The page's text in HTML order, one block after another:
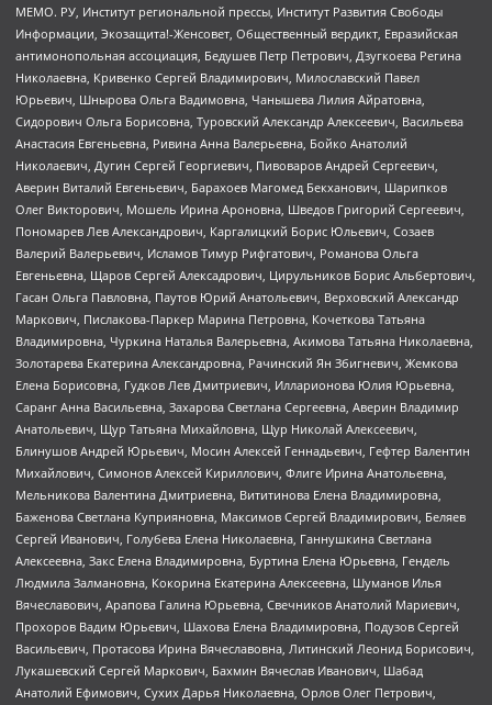
МЕМО. РУ, Институт региональной прессы, Институт Развития Свободы
Информации, Экозащита!-Женсовет, Общественный вердикт, Евразийская
антимонопольная ассоциация, Бедушев Петр Петрович, Дзугкоева Регина
Николаевна, Кривенко Сергей Владимирович, Милославский Павел
Юрьевич, Шнырова Ольга Вадимовна, Чанышева Лилия Айратовна,
Сидорович Ольга Борисовна, Туровский Александр Алексеевич, Васильева
Анастасия Евгеньевна, Ривина Анна Валерьевна, Бойко Анатолий
Николаевич, Дугин Сергей Георгиевич, Пивоваров Андрей Сергеевич,
Аверин Виталий Евгеньевич, Барахоев Магомед Бекханович, Шарипков
Олег Викторович, Мошель Ирина Ароновна, Шведов Григорий Сергеевич,
Пономарев Лев Александрович, Каргалицкий Борис Юльевич, Созаев
Валерий Валерьевич, Исламов Тимур Рифгатович, Романова Ольга
Евгеньевна, Щаров Сергей Алексадрович, Цирульников Борис Альбертович,
Гасан Ольга Павловна, Паутов Юрий Анатольевич, Верховский Александр
Маркович, Пислакова-Паркер Марина Петровна, Кочеткова Татьяна
Владимировна, Чуркина Наталья Валерьевна, Акимова Татьяна Николаевна,
Золотарева Екатерина Александровна, Рачинский Ян Збигневич, Жемкова
Елена Борисовна, Гудков Лев Дмитриевич, Илларионова Юлия Юрьевна,
Саранг Анна Васильевна, Захарова Светлана Сергеевна, Аверин Владимир
Анатольевич, Щур Татьяна Михайловна, Щур Николай Алексеевич,
Блинушов Андрей Юрьевич, Мосин Алексей Геннадьевич, Гефтер Валентин
Михайлович, Симонов Алексей Кириллович, Флиге Ирина Анатольевна,
Мельникова Валентина Дмитриевна, Вититинова Елена Владимировна,
Баженова Светлана Куприяновна, Максимов Сергей Владимирович, Беляев
Сергей Иванович, Голубева Елена Николаевна, Ганнушкина Светлана
Алексеевна, Закс Елена Владимировна, Буртина Елена Юрьевна, Гендель
Людмила Залмановна, Кокорина Екатерина Алексеевна, Шуманов Илья
Вячеславович, Арапова Галина Юрьевна, Свечников Анатолий Мариевич,
Прохоров Вадим Юрьевич, Шахова Елена Владимировна, Подузов Сергей
Васильевич, Протасова Ирина Вячеславовна, Литинский Леонид Борисович,
Лукашевский Сергей Маркович, Бахмин Вячеслав Иванович, Шабад
Анатолий Ефимович, Сухих Дарья Николаевна, Орлов Олег Петрович,